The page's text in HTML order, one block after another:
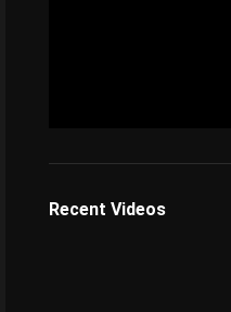
Recent Videos